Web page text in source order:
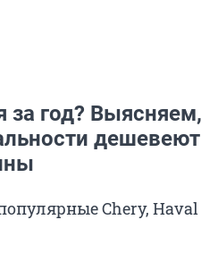
за год? Выясняем,
дешевеют
Chery, Haval